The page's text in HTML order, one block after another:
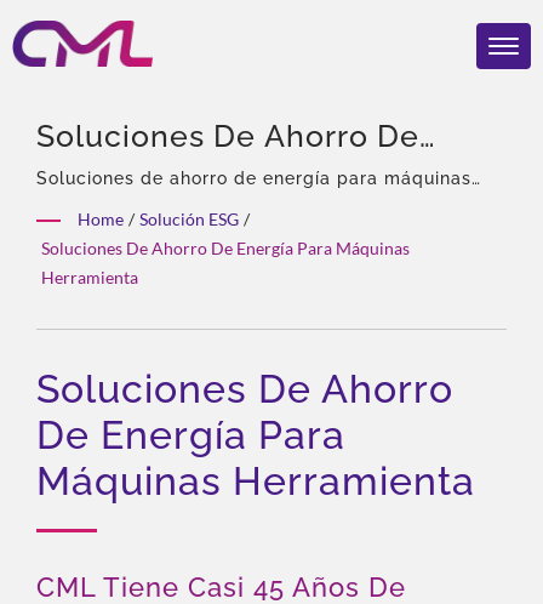
Soluciones De Ahorro De
Energía Para Máquinas
Herramienta | Válvulas
Hidráulicas Certificadas Por
CML
Soluciones de ahorro de energía para máquinas
Home / Solución ESG /
Soluciones De Ahorro De Energía Para Máquinas
Herramienta
Soluciones De Ahorro
De Energía Para
Máquinas Herramienta
CML Tiene Casi 45 Años De